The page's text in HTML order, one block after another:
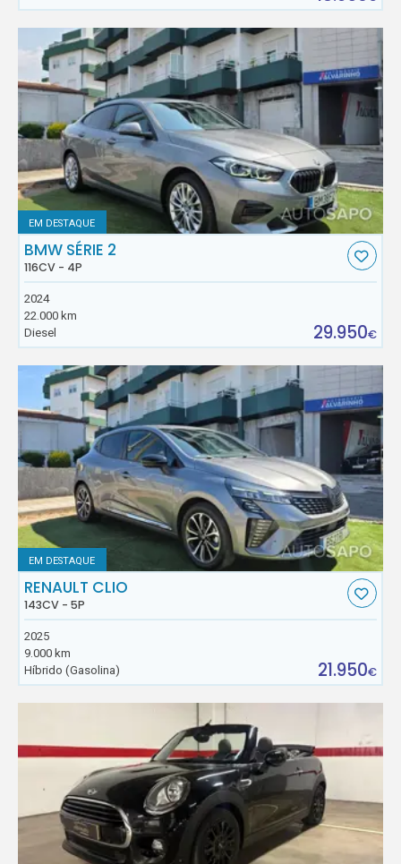
EM DESTAQUE
BMW SÉRIE 2
116CV - 4P
2024
22.000 km
Diesel
29.950€
EM DESTAQUE
RENAULT CLIO
143CV - 5P
2025
9.000 km
Híbrido (Gasolina)
21.950€